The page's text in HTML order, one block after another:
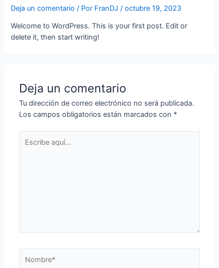
Deja un comentario / Por FranDJ/octubre 19, 2023
Welcome to WordPress. This is your first post. Edit or
delete it, then start writing!
Deja un comentario
Tu dirección de correo electrónico no será publicada.
Los campos obligatorios están marcados con *
aquí...